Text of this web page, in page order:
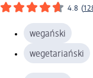
4.8 (
wegański
wegetariański